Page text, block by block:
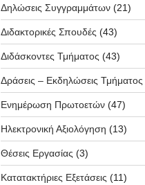
Δηλώσεις Συγγραμμάτων(21)
Διδακτορικές Σπουδές (43)
Διδάσκοντες Τμήματος (43)
Δράσεις – Εκδηλώσεις Τμήματος
Ενημέρωση Πρωτοετών(47)
Ηλεκτρονική Αξιολόγηση (13)
Θέσεις Εργασίας (3)
Κατατακτήριες Εξετάσεις (11)